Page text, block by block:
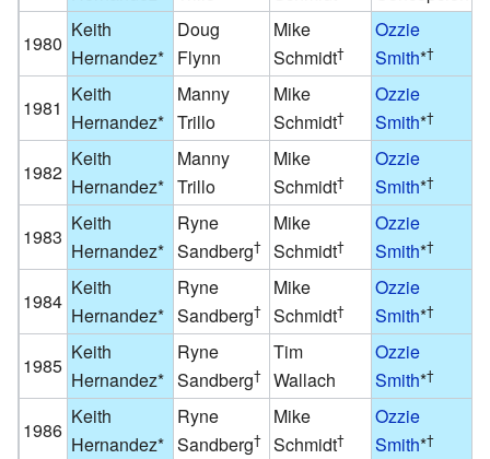
1980
Keith
Hernandez*
Doug
Flynn
Mike
Schmidt†
Ozzie
Smith*†
1981
Keith
Hernandez*
Manny
Trillo
Mike
Schmidt†
Ozzie
Smith*†
1982
Keith
Hernandez*
Manny
Trillo
Mike
Schmidt†
Ozzie
Smith*†
1983
Keith
Hernandez*
Ryne
Sandberg†
Mike
Schmidt†
Ozzie
Smith*†
1984
Keith
Hernandez*
Ryne
Sandberg†
Mike
Schmidt†
Ozzie
Smith*†
1985
Keith
Hernandez*
Ryne
Sandberg†
Tim
Wallach
Ozzie
Smith*†
1986
Keith
Hernandez*
Ryne
Sandberg†
Mike
Schmidt†
Ozzie
Smith*†